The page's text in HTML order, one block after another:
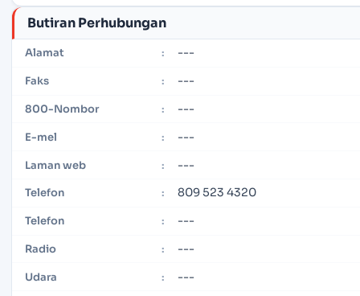
Butiran Perhubungan
Alamat : ---
Faks : ---
800-Nombor : ---
E-mel : ---
Laman web : ---
Telefon : 809 523 4320
Telefon : ---
Radio : ---
Udara : ---